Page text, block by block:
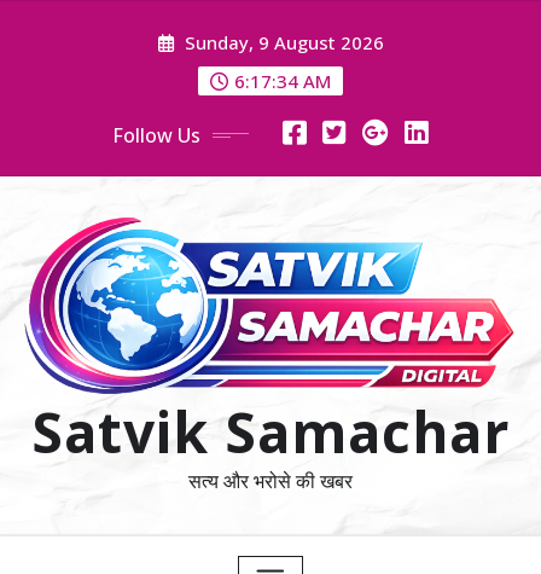
Sunday, 9 August 2026
6:17:35 AM
Follow Us
Satvik Samachar
सत्य और भरोसे की खबर